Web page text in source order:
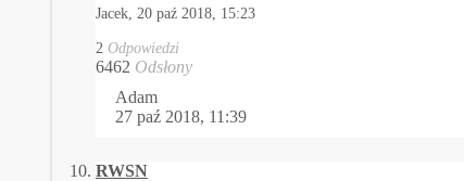
Jacek, 20 paź 2018, 15:23
2 Odpowiedzi
6462 Odsłony
Adam
27 paź 2018, 11:39
RWSN